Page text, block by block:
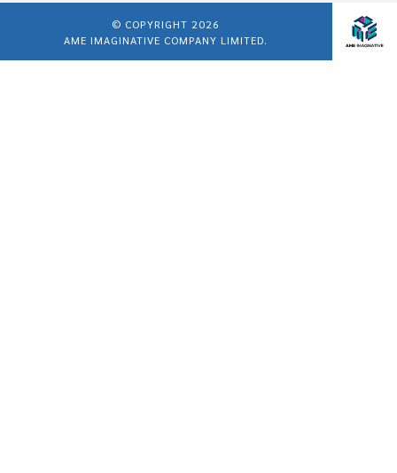
© COPYRIGHT 2026
AME IMAGINATIVE COMPANY LIMITED.